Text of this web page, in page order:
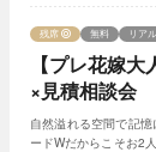
【プレ花嫁
×見積相談会
残席 無料 リア
自然溢れる空間で記
ードWだからこそお2